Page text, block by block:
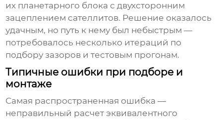
их планетарного блока с двухсторонним
зацеплением сателлитов. Решение оказалось
удачным, но путь к нему был небыстрым —
потребовалось несколько итераций по
подбору зазоров и тестовым прогонам.
Типичные ошибки при подборе и
монтаже
Самая распространенная ошибка —
неправильный расчет эквивалентного